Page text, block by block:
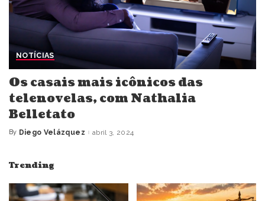
NOTÍCIAS
Os casais mais icônicos das
telenovelas, com Nathalia
Belletato
Posted
By Diego Velázquez abril 3, 2024
Trending